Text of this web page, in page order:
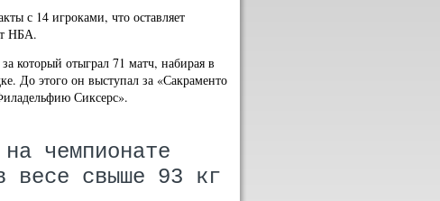
с 14 игроками, что оставляет
НБА.
который отыграл 71 матч, набирая в
До этого он выступал за «Сакраменто
Сиксерс».
чемпионате
весе свыше 93 кг